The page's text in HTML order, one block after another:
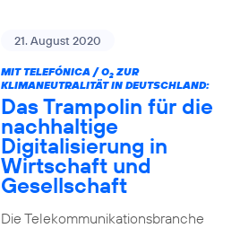
21. August 2020
MIT TELEFÓNICA / O2ZUR
KLIMANEUTRALITÄT IN DEUTSCHLAND:
Das Trampolin für die
nachhaltige
Digitalisierung in
Wirtschaft und
Gesellschaft
Die Telekommunikationsbranche